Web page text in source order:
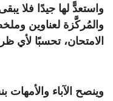
واستعدًّ لها جيدًا فلا
والمُركَّزة لعناوين
الامتحان، تحسبًا لأي
وينصح الآباء والأمهات